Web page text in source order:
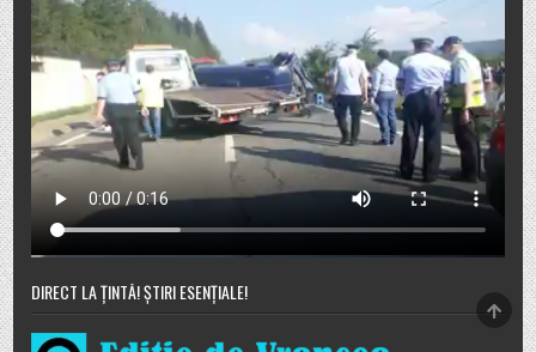
DIRECT LA ȚINTĂ! ȘTIRI ESENȚIALE!
TOP